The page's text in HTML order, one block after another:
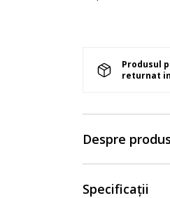
Produsul
returnat
Despre produs
Specificații